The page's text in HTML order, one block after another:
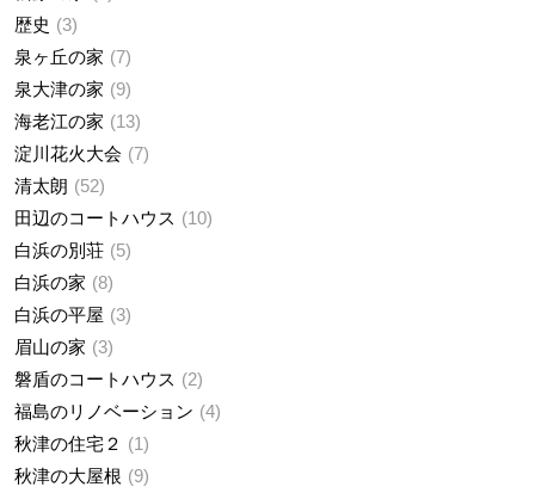
歴史
3
泉ヶ丘の家
7
泉大津の家
9
海老江の家
13
淀川花火大会
7
清太朗
52
田辺のコートハウス
10
白浜の別荘
5
白浜の家
8
白浜の平屋
3
眉山の家
3
磐盾のコートハウス
2
福島のリノベーション
4
秋津の住宅２
1
秋津の大屋根
9